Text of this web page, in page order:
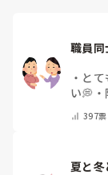
職員
・ と
い💭 ・
397
夏と冬